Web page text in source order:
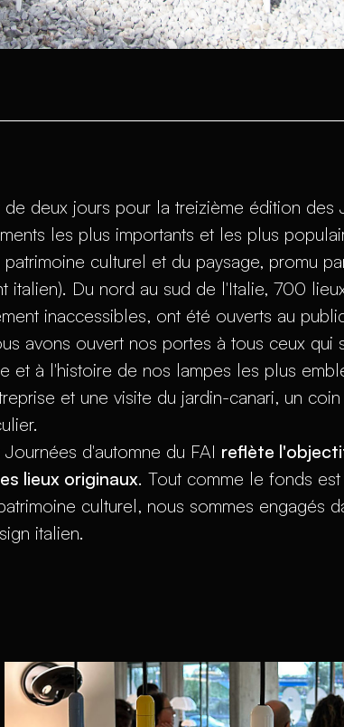
de deux jours pour la treizième édition des
les plus importants et les plus
culturel et du paysage, promu
italien). Du nord au sud de l'Italie, 700
inaccessibles, ont été ouverts au
avons ouvert nos portes à tous ceux qui
et à l'histoire de nos lampes les plus
et une visite du jardin-canari, un
Journées d'automne du FAI reflète
lieux originaux. Tout comme le fonds
culturel, nous sommes engagés
italien.